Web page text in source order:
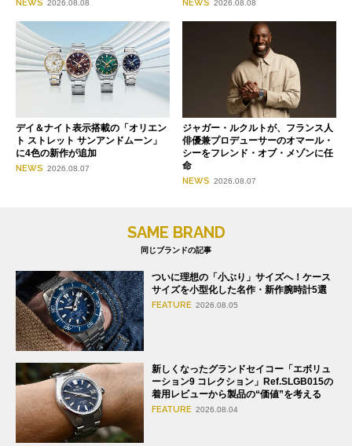
NEWS 2026.08.08 NEWS 2026.08.08
デイ＆ナイト表示搭載の「オリエン
ト ストレット サンアンドムーン」
に4色の新作が追加
NEWS 2026.08.07
ジャガー・ルクルトが、フランス人
俳優兼プロデューサーのオマール・
シーをフレンド・オブ・メゾンに任
命
NEWS 2026.08.07
SAME BRAND
同じブランドの記事
ついに理想の「小ぶり」サイズへ！ケース
サイズを小型化した名作・新作腕時計5選
FEATURE 2026.08.05
新しくなったグランドセイコー「エボリュ
ーション9 コレクション」Ref.SLGB015の
着用レビューから製品の“価値”を考える
FEATURE 2026.08.04